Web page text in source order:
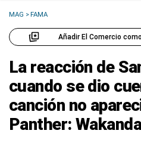
MAG >FAMA
Añadir El Comercio
La reacción de
cuando se dio
canción no
Panther: